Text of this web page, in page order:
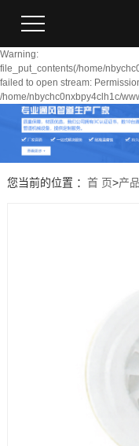
Warning:
file_put_contents(/home/
failed to open stream:
/home/nbychc0nxbpy4clh1c/
您当前的位置 ： 首 页>产